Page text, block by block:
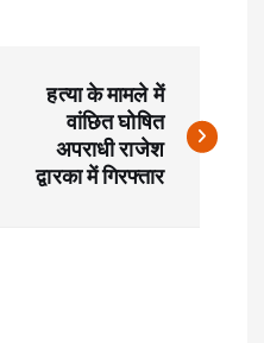
हत्या के मामले में
वांछित घोषित
अपराधी राजेश
द्वारका में गिरफ्तार